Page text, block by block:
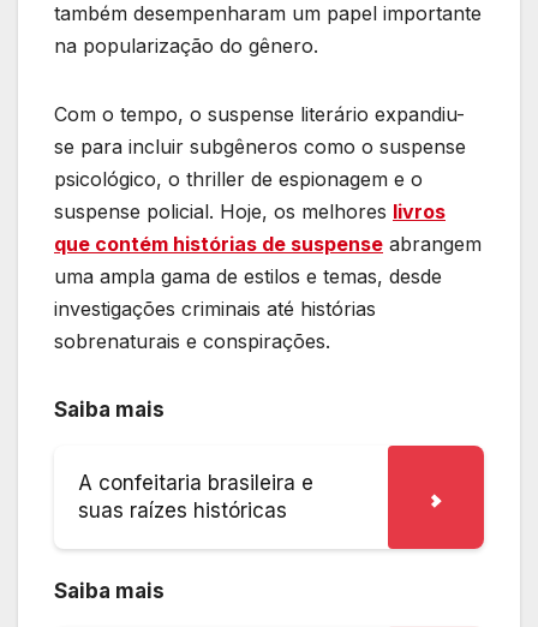
também desempenharam um papel importante
na popularização do gênero.
Com o tempo, o suspense literário expandiu-
se para incluir subgêneros como o suspense
psicológico, o thriller de espionagem e o
suspense policial. Hoje, os melhores livros
que contém histórias de suspense abrangem
uma ampla gama de estilos e temas, desde
investigações criminais até histórias
sobrenaturais e conspirações.
Saiba mais
A confeitaria brasileira e
suas raízes históricas
Saiba mais